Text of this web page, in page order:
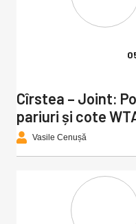
Cîrstea – Joint:
pariuri și cote
Vasile Cenușă